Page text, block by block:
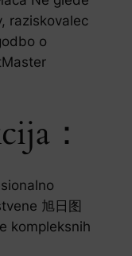
raziskovalec
o
：
旭日图
kompleksnih